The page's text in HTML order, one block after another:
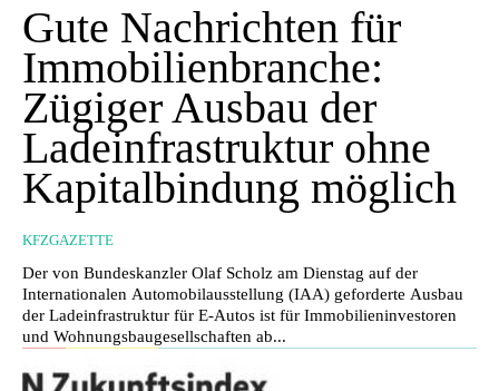
Gute Nachrichten für
Immobilienbranche:
Zügiger Ausbau der
Ladeinfrastruktur ohne
Kapitalbindung möglich
KFZGAZETTE
Der von Bundeskanzler Olaf Scholz am Dienstag auf der
Internationalen Automobilausstellung (IAA) geforderte Ausbau
der Ladeinfrastruktur für E-Autos ist für Immobilieninvestoren
und Wohnungsbaugesellschaften ab...